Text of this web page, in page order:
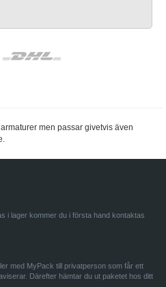
men passar givetvis även
i lager kommer du i första hand kontaktas
med MyPack till privatperson som får ett
Därefter hämtar du ut paketet hos ditt